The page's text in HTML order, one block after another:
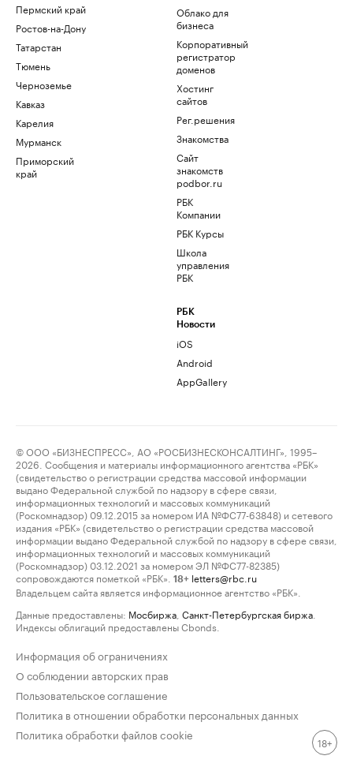
Пермский край
Ростов-на-Дону
Татарстан
Тюмень
Черноземье
Кавказ
Карелия
Мурманск
Приморский
край
Облако для
бизнеса
Корпоративный
регистратор
доменов
Хостинг
сайтов
Рег.решения
Знакомства
Сайт
знакомств
podbor.ru
РБК
Компании
РБК Курсы
Школа
управления
РБК
РБК
Новости
iOS
Android
AppGallery
© ООО «БИЗНЕСПРЕСС», АО «РОСБИЗНЕСКОНСАЛТИНГ», 1995–
2026. Сообщения и материалы информационного агентства «РБК»
(свидетельство о регистрации средства массовой информации
выдано Федеральной службой по надзору в сфере связи,
информационных технологий и массовых коммуникаций
(Роскомнадзор) 09.12.2015 за номером ИА №ФС77-63848) и сетевого
издания «РБК» (свидетельство о регистрации средства массовой
информации выдано Федеральной службой по надзору в сфере связи,
информационных технологий и массовых коммуникаций
(Роскомнадзор) 03.12.2021 за номером ЭЛ №ФС77-82385)
сопровождаются пометкой «РБК».
18+ letters@rbc.ru
Владельцем сайта является информационное агентство «РБК».
Данные предоставлены: Мосбиржа Санкт-Петербургская биржа
Индексы облигаций предоставлены Cbonds.
Информация об ограничениях
О соблюдении авторских прав
Пользовательское соглашение
Политика в отношении обработки персональных данных
Политика обработки файлов cookie
18+